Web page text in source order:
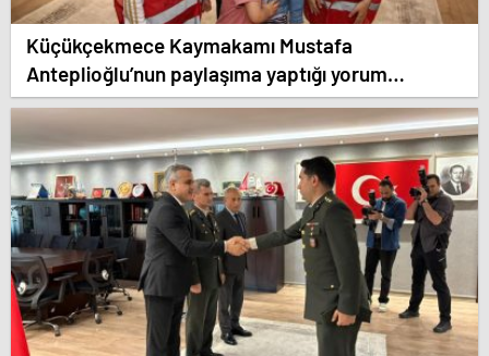
Küçükçekmece Kaymakamı Mustafa
Anteplioğlu’nun paylaşıma yaptığı yorum
sevindirdi.